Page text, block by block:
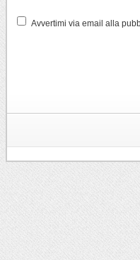
Avvertimi via email alla